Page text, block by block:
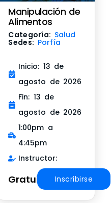
Manipulación de
Alimentos
Categoría: Salud
Sedes: Porfía
Inicio: 13 de
agosto de 2026
Fin: 13 de
agosto de 2026
1:00pm a
4:45pm
Instructor:
Gratuito Inscribirse